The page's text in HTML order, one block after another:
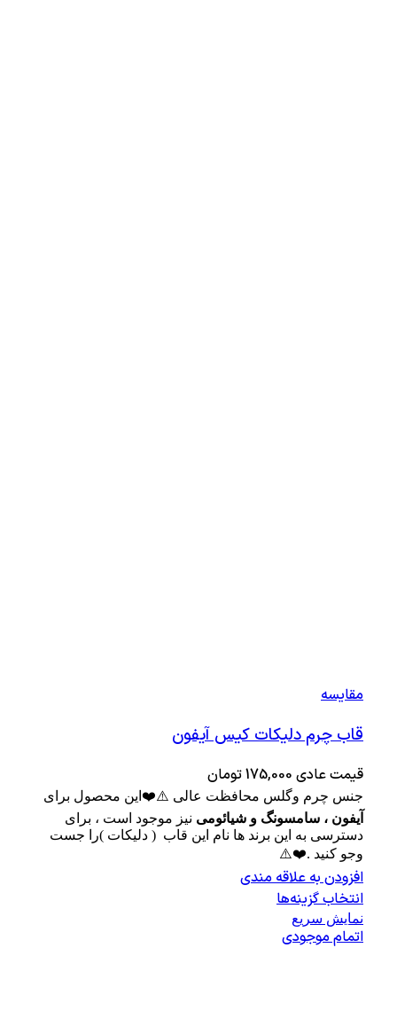
مقايسه
قاب چرم دلیکات کیس آیفون
قیمت عادی 175,000تومان
جنس چرم وگلس محافظت عالی ⚠️❤️این محصول برای
آیفون ، سامسونگ و شیائومی نیز موجود است ، برای
دسترسی به این برند ها نام این قاب ( دلیکات )را جست
وجو کنید .❤️⚠️
افزودن به علاقه مندی
انتخاب گزینه‌ها
نمایش سریع
اتمام موجودی